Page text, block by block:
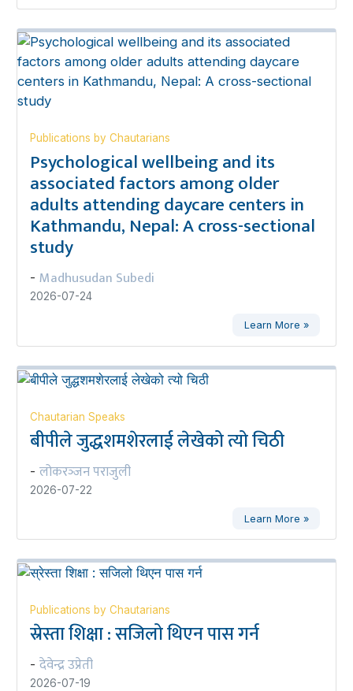
Publications by Chautarians
Psychological wellbeing and its
associated factors among older
adults attending daycare centers in
Kathmandu, Nepal: A cross-sectional
study
- Madhusudan Subedi
2026-07-24
Learn More »
Chautarian Speaks
बीपीले जुद्धशमशेरलाई लेखेको त्यो चिठी
- लोकरञ्‍जन पराजुली
2026-07-22
Learn More »
Publications by Chautarians
स्रेस्ता शिक्षा : सजिलो थिएन पास गर्न
- देवेन्द्र उप्रेती
2026-07-19